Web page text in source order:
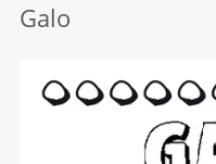
Galo